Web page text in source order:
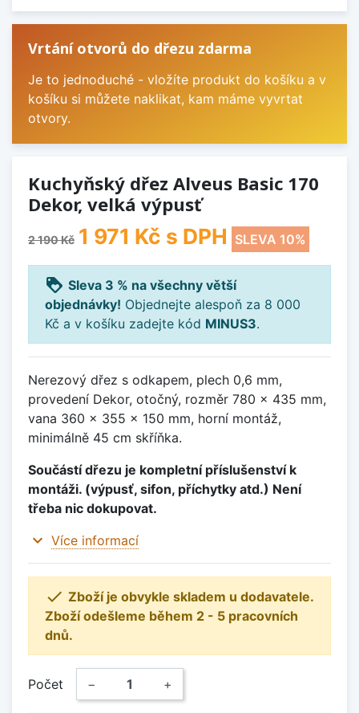
Vrtání otvorů do dřezu zdarma
Je to jednoduché - vložíte produkt do košíku a v
košíku si můžete naklikat, kam máme vyvrtat
otvory.
Kuchyňský dřez Alveus Basic 170
Dekor, velká výpusť
2 190 Kč 1 971 Kč s DPH SLEVA 10%
loyalty Sleva 3 % na všechny větší
objednávky! Objednejte alespoň za 8 000
Kč a v košíku zadejte kód MINUS3.
Nerezový dřez s odkapem, plech 0,6 mm,
provedení Dekor, otočný, rozměr 780 x 435 mm,
vana 360 x 355 x 150 mm, horní montáž,
minimálně 45 cm skříňka.
Součástí dřezu je kompletní příslušenství k
montáži. (výpusť, sifon, příchytky atd.) Není
třeba nic dokupovat.
expand_more Více informací
 Zboží je obvykle skladem u dodavatele.
Zboží odešleme během 2 - 5 pracovních
dnů.
Počet − +